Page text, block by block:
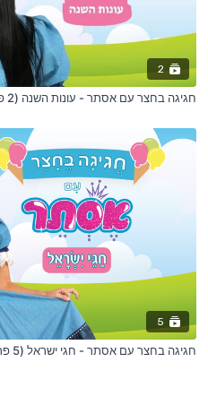
2
חגיגה בחצר עם אסתר - עונות השנה (2 פרקים)
5
חגיגה בחצר עם אסתר - חגי ישראל (5 פרקים)